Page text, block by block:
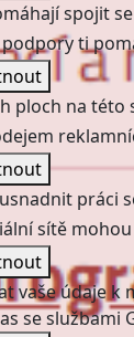
spojit
podpory ti
ploch na této
práci
sítě
vaše údaje
se službami